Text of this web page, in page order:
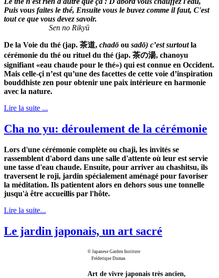
Puis vous faites le thé, Ensuite vous le buvez comme il faut, C'est
tout ce que vous devez savoir.
Sen no Rikyū
De la Voie du thé (jap. 茶道, chadō ou sadō) c’est surtoutla
cérémonie du thé ou rituel du thé (jap. 茶の湯, chanoyu
signifiant «eau chaude pour le thé») qui est connue en Occident.
Mais celle-çi n’est qu’une des facettes de cette voie d’inspiration
bouddhiste zen pour obtenir une paix intérieure en harmonie
avec la nature.
Lire la suite ...
Cha no yu: déroulement de la cérémonie
Lors d'une cérémonie complète ou chaji, les invités se
rassemblent d'abord dans une salle d'attente où leur est servie
une tasse d'eau chaude. Ensuite, pour arriver au chashitsu, ils
traversent le roji, jardin spécialement aménagé pour favoriser
la méditation. Ils patientent alors en dehors sous une tonnelle
jusqu'à être accueillis par l'hôte.
Lire la suite...
Le jardin japonais, un art sacré
© Japanese Garden Institute
Fréderique Dumas
Art de vivre japonais très ancien,